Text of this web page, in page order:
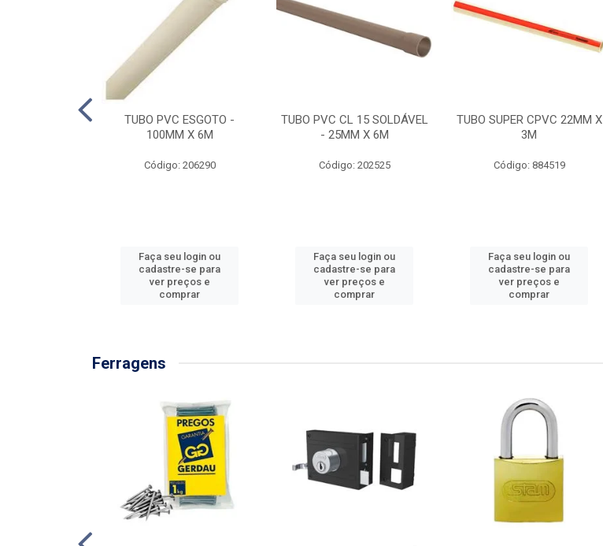
TUBO PVC ESGOTO -
100MM X 6M
Código: 206290
Faça seu login ou
cadastre-se para
ver preços e
comprar
TUBO PVC CL 15 SOLDÁVEL
- 25MM X 6M
Código: 202525
Faça seu login ou
cadastre-se para
ver preços e
comprar
TUBO SUPER CPVC 22MM X
3M
Código: 884519
Faça seu login ou
cadastre-se para
ver preços e
comprar
Ferragens